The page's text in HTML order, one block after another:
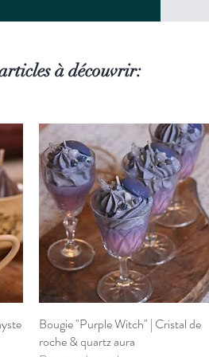
à découvrir:
Aperçu rapide
Bougie "Purple Witch" | Cristal de
roche & quartz aura